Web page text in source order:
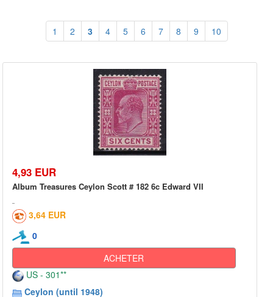
1 2 3 4 5 6 7 8 9 10
4,93 EUR
Album Treasures Ceylon Scott # 182 6c Edward VII
3,64 EUR
0
ACHETER
US - 301**
Ceylon (until 1948)